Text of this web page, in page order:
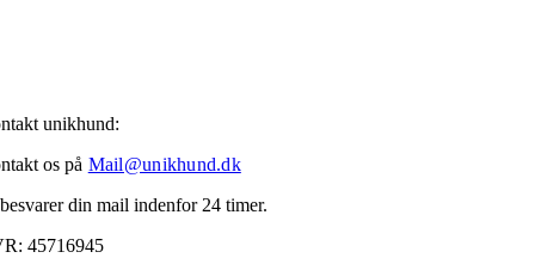
unikhund:
os på Mail@unikhund.dk
din mail indenfor 24 timer.
45716945